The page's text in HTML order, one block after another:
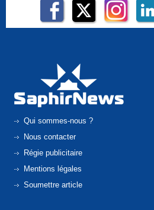
Qui sommes-nous ?
Nous contacter
Régie publicitaire
Mentions légales
Soumettre article